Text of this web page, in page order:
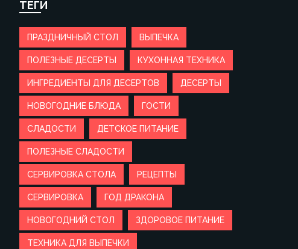
ТЕГИ
ПРАЗДНИЧНЫЙ СТОЛ ВЫПЕЧКА
ПОЛЕЗНЫЕ ДЕСЕРТЫ КУХОННАЯ ТЕХНИКА
ИНГРЕДИЕНТЫ ДЛЯ ДЕСЕРТОВ ДЕСЕРТЫ
НОВОГОДНИЕ БЛЮДА ГОСТИ
СЛАДОСТИ ДЕТСКОЕ ПИТАНИЕ
ПОЛЕЗНЫЕ СЛАДОСТИ
СЕРВИРОВКА СТОЛА РЕЦЕПТЫ
СЕРВИРОВКА ГОД ДРАКОНА
НОВОГОДНИЙ СТОЛ ЗДОРОВОЕ ПИТАНИЕ
ТЕХНИКА ДЛЯ ВЫПЕЧКИ